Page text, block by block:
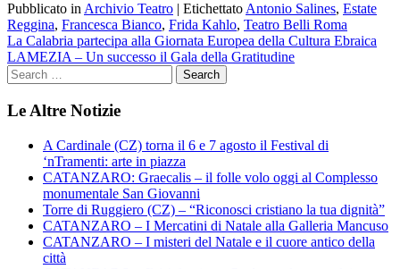
Pubblicato inArchivio Teatro | EtichettatoAntonio Salines, Estate
Reggina, Francesca Bianco, Frida Kahlo, Teatro Belli Roma
Navigazione
articoli
La Calabria partecipa alla Giornata Europea della Cultura Ebraica
LAMEZIA – Un successo il Gala della Gratitudine
Le Altre Notizie
A Cardinale (CZ) torna il 6 e 7 agosto il Festival di
‘nTramenti: arte in piazza
CATANZARO: Graecalis – il folle volo oggi al Complesso
monumentale San Giovanni
Torre di Ruggiero (CZ) – “Riconosci cristiano la tua dignità”
CATANZARO – I Mercatini di Natale alla Galleria Mancuso
CATANZARO – I misteri del Natale e il cuore antico della
città